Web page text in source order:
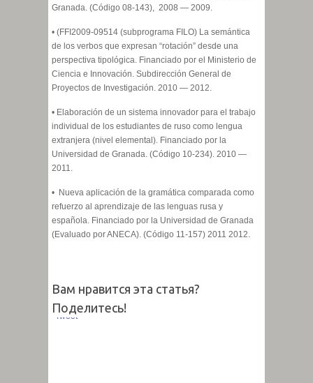
Granada. (Código 08-143), 2008 — 2009.
• (FFI2009-09514 (subprograma FILO) La semántica
de los verbos que expresan “rotación” desde una
perspectiva tipológica. Financiado por el Ministerio de
Ciencia e Innovación. Subdirección General de
Proyectos de Investigación. 2010 — 2012.
• Elaboración de un sistema innovador para el trabajo
individual de los estudiantes de ruso como lengua
extranjera (nivel elemental). Financiado por la
Universidad de Granada. (Código 10-234). 2010 —
2011.
• Nueva aplicación de la gramática comparada como
refuerzo al aprendizaje de las lenguas rusa y
española. Financiado por la Universidad de Granada
(Evaluado por ANECA). (Código 11-157) 2011 2012.
Вам нравится эта статья?
Поделитесь!
Tweet